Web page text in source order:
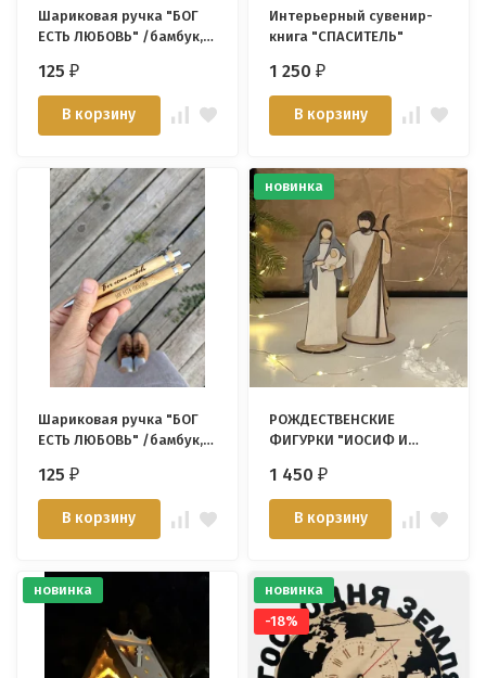
Шариковая ручка "БОГ
ЕСТЬ ЛЮБОВЬ" /бамбук,
125₽
В корзину
Интерьерный сувенир-
книга "СПАСИТЕЛЬ"
1 250₽
В корзину
Шариковая ручка "БОГ
ЕСТЬ ЛЮБОВЬ" /бамбук,
125₽
В корзину
новинка
РОЖДЕСТВЕНСКИЕ
ФИГУРКИ "ИОСИФ И
1 450₽
В корзину
новинка
новинка
-18%